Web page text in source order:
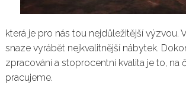
která je pro nás tou nejdůležitější výzvou.
snaze vyrábět nejkvalitnější nábytek.
zpracování a stoprocentní kvalita je to, na
pracujeme.